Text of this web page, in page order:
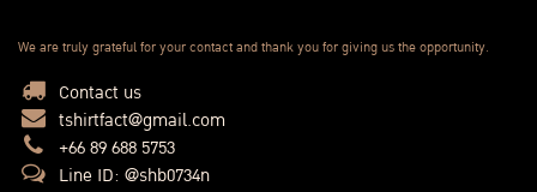
We are truly grateful for your contact and thank you for giving us the opportunity.
Contact us
tshirtfact@gmail.com
+66 89 688 5753
Line ID: @shb0734n